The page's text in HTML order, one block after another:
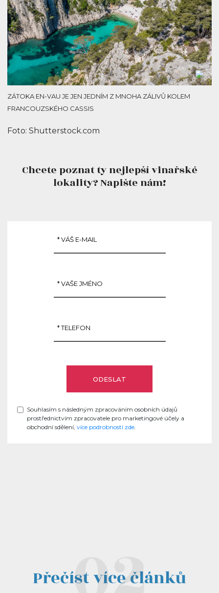
ZÁTOKA EN-VAU JE JEN JEDNÍM Z MNOHA ZÁLIVŮ KOLEM
FRANCOUZSKÉHO CASSIS
Foto: Shutterstock.com
Chcete poznat ty nejlepší vinařské
lokality? Napište nám!
Souhlasím s následným zpracováním osobních údajů
prostřednictvím zpracovatele pro marketingové účely a
obchodní sdělení, více podrobností zde
Přečíst více článků